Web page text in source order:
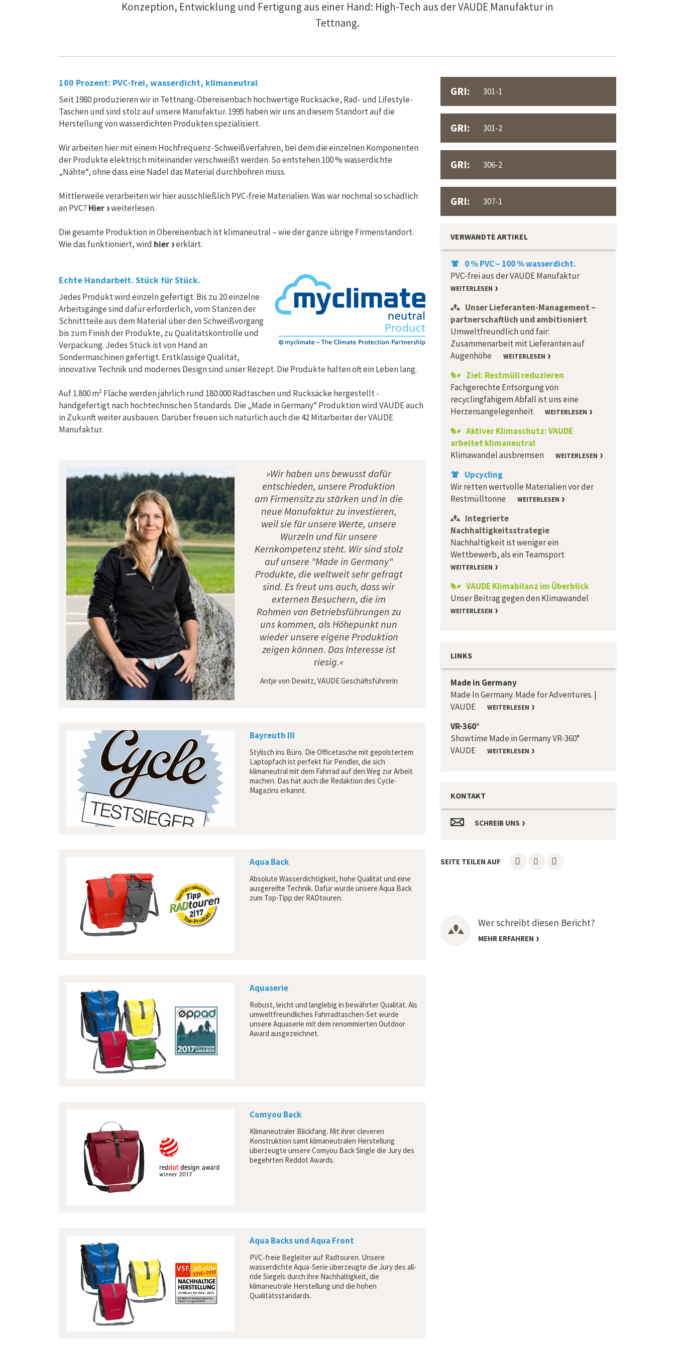
Konzeption, Entwicklung und Fertigung aus einer Hand: High-Tech aus der VAUDE Manufaktur in
Tettnang.
100 Prozent: PVC-frei, wasserdicht, klimaneutral
Seit 1980 produzieren wir in Tettnang-Obereisenbach hochwertige Rucksäcke, Rad- und Lifestyle-
Taschen und sind stolz auf unsere Manufaktur. 1995 haben wir uns an diesem Standort auf die
Herstellung von wasserdichten Produkten spezialisiert.
Wir arbeiten hier mit einem Hochfrequenz-Schweißverfahren, bei dem die einzelnen Komponenten
der Produkte elektrisch miteinander verschweißt werden. So entstehen 100 % wasserdichte
„Nähte“, ohne dass eine Nadel das Material durchbohren muss.
Mittlerweile verarbeiten wir hier ausschließlich PVC-freie Materialien. Was war nochmal so schädlich
an PVC? Hier weiterlesen.
Die gesamte Produktion in Obereisenbach ist klimaneutral – wie der ganze übrige Firmenstandort.
Wie das funktioniert, wird hier erklärt.
Echte Handarbeit. Stück für Stück.
Jedes Produkt wird einzeln gefertigt. Bis zu 20 einzelne
Arbeitsgänge sind dafür erforderlich, vom Stanzen der
Schnittteile aus dem Material über den Schweißvorgang
bis zum Finish der Produkte, zu Qualitätskontrolle und
Verpackung. Jedes Stück ist von Hand an
Sondermaschinen gefertigt. Erstklassige Qualität,
innovative Technik und modernes Design sind unser Rezept. Die Produkte halten oft ein Leben lang.
Auf 1.800 m² Fläche werden jährlich rund 180.000 Radtaschen und Rucksäcke hergestellt -
handgefertigt nach hochtechnischen Standards. Die „Made in Germany“ Produktion wird VAUDE auch
in Zukunft weiter ausbauen. Darüber freuen sich natürlich auch die 42 Mitarbeiter der VAUDE
Manufaktur.
»Wir haben uns bewusst dafür
entschieden, unsere Produktion
am Firmensitz zu stärken und in die
neue Manufaktur zu investieren,
weil sie für unsere Werte, unsere
Wurzeln und für unsere
Kernkompetenz steht. Wir sind stolz
auf unsere "Made in Germany"
Produkte, die weltweit sehr gefragt
sind. Es freut uns auch, dass wir
externen Besuchern, die im
Rahmen von Betriebsführungen zu
uns kommen, als Höhepunkt nun
wieder unsere eigene Produktion
zeigen können. Das Interesse ist
riesig.«
Antje von Dewitz, VAUDE Geschäftsführerin
Bayreuth III
Stylisch ins Büro. Die Officetasche mit gepolstertem
Laptopfach ist perfekt für Pendler, die sich
klimaneutral mit dem Fahrrad auf den Weg zur Arbeit
machen. Das hat auch die Redaktion des Cycle-
Magazins erkannt.
Aqua Back
Absolute Wasserdichtigkeit, hohe Qualität und eine
ausgereifte Technik. Dafür wurde unsere Aqua Back
zum Top-Tipp der RADtouren.
Aquaserie
Robust, leicht und langlebig in bewährter Qualität. Als
umweltfreundliches Fahrradtaschen-Set wurde
unsere Aquaserie mit dem renommierten Outdoor
Award ausgezeichnet.
Comyou Back
Klimaneutraler Blickfang. Mit ihrer cleveren
Konstruktion samt klimaneutralen Herstellung
überzeugte unsere Comyou Back Single die Jury des
begehrten Reddot Awards.
Aqua Backs und Aqua Front
PVC-freie Begleiter auf Radtouren. Unsere
wasserdichte Aqua-Serie überzeugte die Jury des all-
ride Siegels durch ihre Nachhaltigkeit, die
klimaneutrale Herstellung und die hohen
Qualitätsstandards.
GRI: 301-1
GRI: 301-2
GRI: 306-2
GRI: 307-1
VERWANDTE ARTIKEL
0 % PVC – 100 % wasserdicht.
PVC-frei aus der VAUDE Manufaktur
WEITERLESEN
Unser Lieferanten-Management –
partnerschaftlich und ambitioniert
Umweltfreundlich und fair:
Zusammenarbeit mit Lieferanten auf
Augenhöhe
WEITERLESEN
Ziel: Restmüll reduzieren
Fachgerechte Entsorgung von
recyclingfähigem Abfall ist uns eine
Herzensangelegenheit
WEITERLESEN
Aktiver Klimaschutz: VAUDE
arbeitet klimaneutral
Klimawandel ausbremsen
WEITERLESEN
Upcycling
Wir retten wertvolle Materialien vor der
Restmülltonne
WEITERLESEN
Integrierte
Nachhaltigkeitsstrategie
Nachhaltigkeit ist weniger ein
Wettbewerb, als ein Teamsport
WEITERLESEN
VAUDE Klimabilanz im Überblick
Unser Beitrag gegen den Klimawandel
WEITERLESEN
LINKS
Made in Germany
Made In Germany. Made for Adventures. |
VAUDE
WEITERLESEN
VR-360°
Showtime Made in Germany VR-360°
VAUDE
WEITERLESEN
KONTAKT
SCHREIB UNS
SEITE TEILEN AUF
Wer schreibt diesen Bericht?
MEHR ERFAHREN